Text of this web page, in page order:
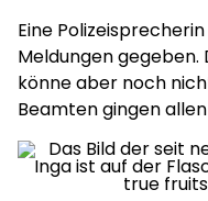
Eine
Meldungen gegeben.
könne aber noch
Beamten gingen